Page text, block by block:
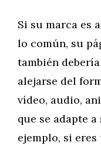
Si su marca es
lo común, su
también
alejarse del
vídeo, audio,
que se adapte
ejemplo, si eres